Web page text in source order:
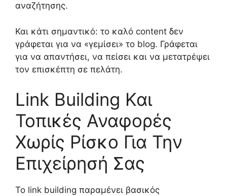
αναζήτησης.
Και κάτι σημαντικό: το καλό content δεν
γράφεται για να «γεμίσει» το blog. Γράφεται
για να απαντήσει, να πείσει και να μετατρέψει
τον επισκέπτη σε πελάτη.
Link Building Και
Τοπικές Αναφορές
Χωρίς Ρίσκο Για Την
Επιχείρησή Σας
Το link building παραμένει βασικός